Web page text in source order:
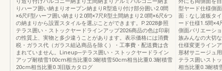
りハーフ囲い納まりオープン納まりR型造り付け部分囲い2.0間
×6尺F型ハーフ囲い納まり2.0間×7尺R型土間納まり2.0間×6尺6つ
の納まりから設置スタイルを選ぶことができます。P.2028参照
テラス囲い・ストックヤードラインアップ2026商品の色は印刷
の性質上、実物と多少違うことがあります。表示価格には消費
税・ガラス代（ガラス組込商品を除く）・工事費・配送費は含
まれていません。Lineup─テラス囲い・ストックヤードライン
アップ耐積雪100cm相当比重0.3耐積雪50cm相当比重0.3耐積雪
20cm相当比重0.3旧版カタログ
型ヤード仕様側
面：なし波板タ
ード仕様1.5間×4
側面バリエーシ
族みんなの大切
仕様変更ライン
形材サニージュ
テラス囲いスト
相当比重0.3耐積